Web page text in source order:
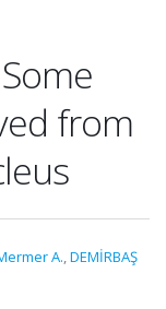
from
A.,DEMİRBAŞ